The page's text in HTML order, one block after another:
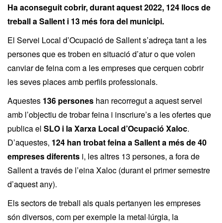
Ha aconseguit cobrir, durant aquest 2022, 124 llocs de
treball a Sallent i 13 més fora del municipi.
El Servei Local d’Ocupació de Sallent s’adreça tant a les
persones que es troben en situació d’atur o que volen
canviar de feina com a les empreses que cerquen cobrir
les seves places amb perfils professionals.
Aquestes 136 persones han recorregut a aquest servei
amb l’objectiu de trobar feina i inscriure’s a les ofertes que
publica el SLO i la Xarxa Local d’Ocupació Xaloc.
D’aquestes, 124 han trobat feina a Sallent a més de 40
empreses diferents i, les altres 13 persones, a fora de
Sallent a través de l’eina Xaloc (durant el primer semestre
d’aquest any).
Els sectors de treball als quals pertanyen les empreses
són diversos, com per exemple la metal·lúrgia, la